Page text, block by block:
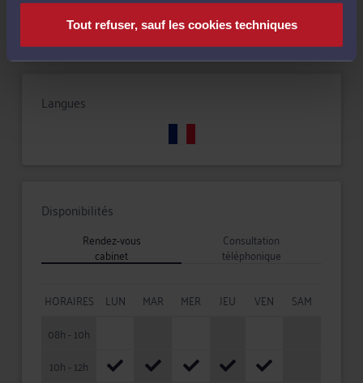
Tout refuser, sauf les cookies techniques
Langues
Disponibilités
Rendez-vous
cabinet
Consultation
téléphonique
HORAIRES LUN MAR MER JEU VEN
SAM
08h - 10h
10h - 12h